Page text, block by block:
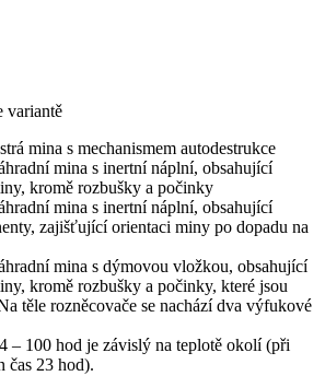
variantě
s mechanismem autodestrukce
mina s inertní náplní, obsahující
kromě rozbušky a počinky
mina s inertní náplní, obsahující
zajišťující orientaci miny po dopadu na
mina s dýmovou vložkou, obsahující
kromě rozbušky a počinky, které jsou
těle rozněcovače se nachází dva výfukové
– 100 hod je závislý na teplotě okolí (při
čas 23 hod).